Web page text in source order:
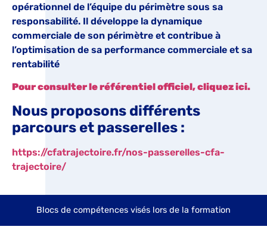
opérationnel de l’équipe du périmètre sous sa
responsabilité. Il développe la dynamique
commerciale de son périmètre et contribue à
l’optimisation de sa performance commerciale et sa
rentabilité
Pour consulter le référentiel officiel, cliquez ici.
Nous proposons différents
parcours et passerelles :
https://cfatrajectoire.fr/nos-passerelles-cfa-
trajectoire/
Blocs de compétences visés lors de la formation